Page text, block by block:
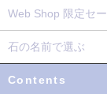
Web Shop 限定セ
石の名前で選ぶ
Contents